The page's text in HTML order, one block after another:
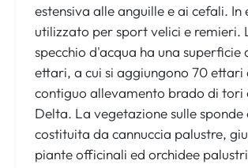
estensiva alle anguille e ai cefali. In
utilizzato per sport velici e remieri.
specchio d'acqua ha una superficie
ettari, a cui si aggiungono 70 ettari
contiguo allevamento brado di tori
Delta. La vegetazione sulle sponde
costituita da cannuccia palustre,
piante officinali ed orchidee